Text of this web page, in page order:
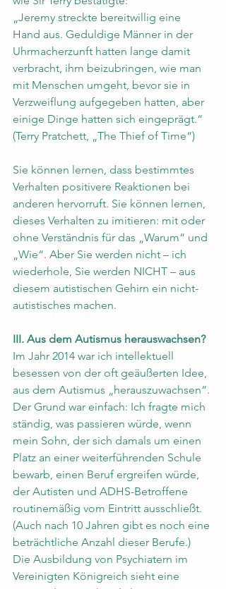
„Jeremy streckte bereitwillig eine
Hand aus. Geduldige Männer in der
Uhrmacherzunft hatten lange damit
verbracht, ihm beizubringen, wie man
mit Menschen umgeht, bevor sie in
Verzweiflung aufgegeben hatten, aber
einige Dinge hatten sich eingeprägt.“
(Terry Pratchett, „The Thief of Time“)
Sie können lernen, dass bestimmtes
Verhalten positivere Reaktionen bei
anderen hervorruft. Sie können lernen,
dieses Verhalten zu imitieren: mit oder
ohne Verständnis für das „Warum“ und
„Wie“. Aber Sie werden nicht – ich
wiederhole, Sie werden NICHT – aus
diesem autistischen Gehirn ein nicht-
autistisches machen.
III. Aus dem Autismus herauswachsen?
Im Jahr 2014 war ich intellektuell
besessen von der oft geäußerten Idee,
aus dem Autismus „herauszuwachsen“.
Der Grund war einfach: Ich fragte mich
ständig, was passieren würde, wenn
mein Sohn, der sich damals um einen
Platz an einer weiterführenden Schule
bewarb, einen Beruf ergreifen würde,
der Autisten und ADHS-Betroffene
routinemäßig vom Eintritt ausschließt.
(Auch nach 10 Jahren gibt es noch eine
beträchtliche Anzahl dieser Berufe.)
Die Ausbildung von Psychiatern im
Vereinigten Königreich sieht eine